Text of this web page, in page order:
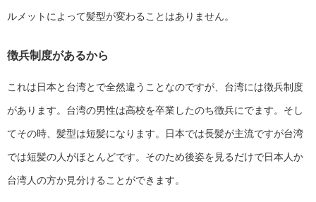
ルメットによって髪型が変わることはありません。
徴兵制度があるから
これは日本と台湾とで全然違うことなのですが、台湾には徴兵制度
があります。台湾の男性は高校を卒業したのち徴兵にでます。そし
てその時、髪型は短髪になります。日本では長髪が主流ですが台湾
では短髪の人がほとんどです。そのため後姿を見るだけで日本人か
台湾人の方か見分けることができます。